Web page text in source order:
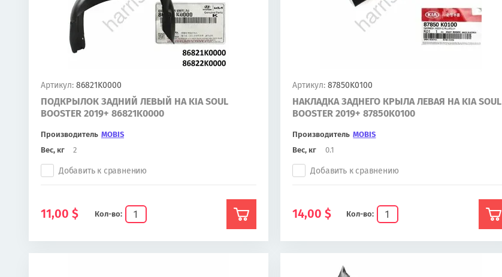
Артикул: 86821K0000
ПОДКРЫЛОК ЗАДНИЙ ЛЕВЫЙ НА KIA SOUL
BOOSTER 2019+ 86821K0000
Производитель MOBIS
Вес, кг
2
Кол-во:
Добавить к сравнению
11,00 $
Артикул: 87850K0100
НАКЛАДКА ЗАДНЕГО КРЫЛА ЛЕВАЯ НА KIA SOUL
BOOSTER 2019+ 87850K0100
Производитель MOBIS
Вес, кг
0.1
Кол-во:
Добавить к сравнению
14,00 $